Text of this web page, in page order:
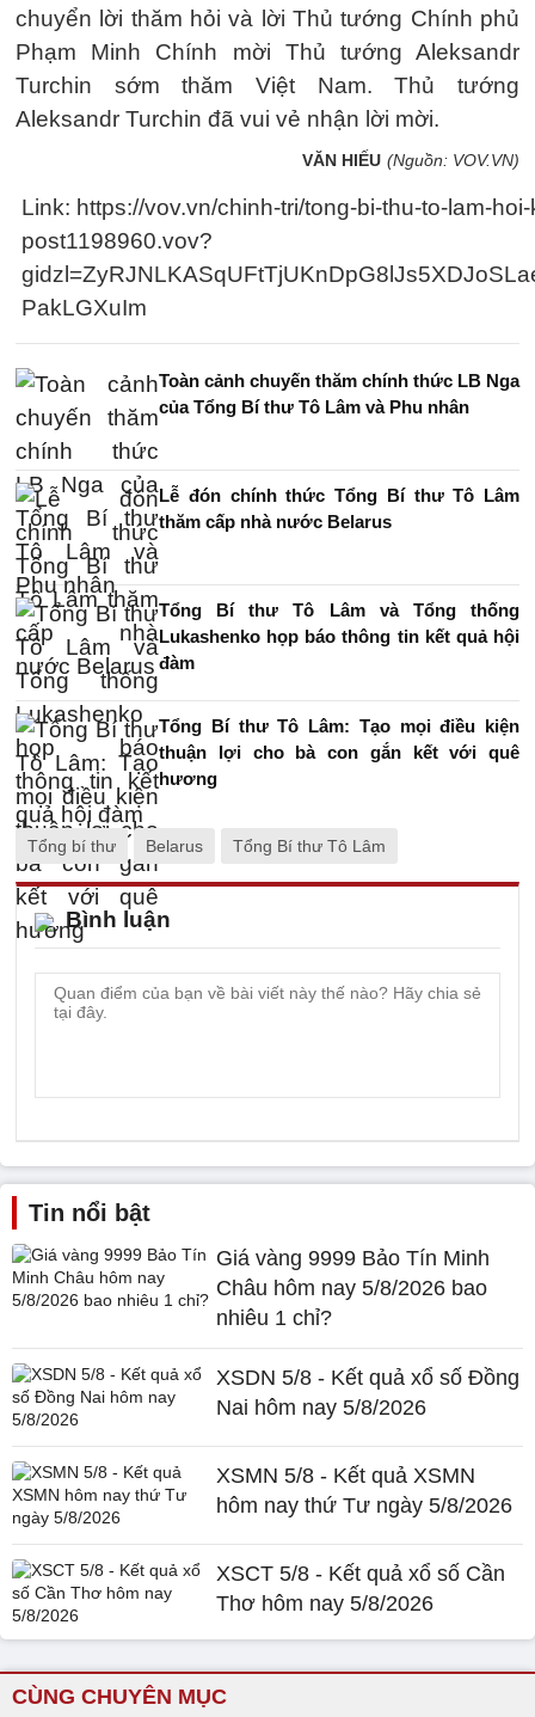
chuyển lời thăm hỏi và lời Thủ tướng Chính phủ
Phạm Minh Chính mời Thủ tướng Aleksandr
Turchin sớm thăm Việt Nam. Thủ tướng
Aleksandr Turchin đã vui vẻ nhận lời mời.
VĂN HIẾU (Nguồn: VOV.VN)
Link: https://vov.vn/chinh-tri/tong-bi-thu-to-lam-
post1198960.vov?
PakLGXuIm
Toàn cảnh chuyến thăm chính thức LB Nga
của Tổng Bí thư Tô Lâm và Phu nhân
Lễ đón chính thức Tổng Bí thư Tô Lâm
thăm cấp nhà nước Belarus
Tổng Bí thư Tô Lâm và Tổng thống
Lukashenko họp báo thông tin kết quả hội
đàm
Tổng Bí thư Tô Lâm: Tạo mọi điều kiện
thuận lợi cho bà con gắn kết với quê
hương
Tổng bí thư Belarus Tổng Bí thư Tô Lâm
Bình luận
Tin nổi bật
Giá vàng 9999 Bảo Tín Minh
Châu hôm nay 5/8/2026 bao
nhiêu 1 chỉ?
XSDN 5/8 - Kết quả xổ số Đồng
Nai hôm nay 5/8/2026
XSMN 5/8 - Kết quả XSMN
hôm nay thứ Tư ngày 5/8/2026
XSCT 5/8 - Kết quả xổ số Cần
Thơ hôm nay 5/8/2026
CÙNG CHUYÊN MỤC